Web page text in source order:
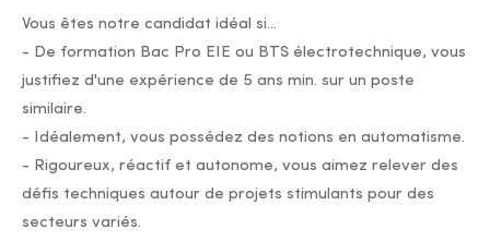
Vous êtes notre candidat idéal si...
- De formation Bac Pro EIE ou BTS électrotechnique, vous
justifiez d'une expérience de 5 ans min. sur un poste
similaire.
- Idéalement, vous possédez des notions en automatisme.
- Rigoureux, réactif et autonome, vous aimez relever des
défis techniques autour de projets stimulants pour des
secteurs variés.